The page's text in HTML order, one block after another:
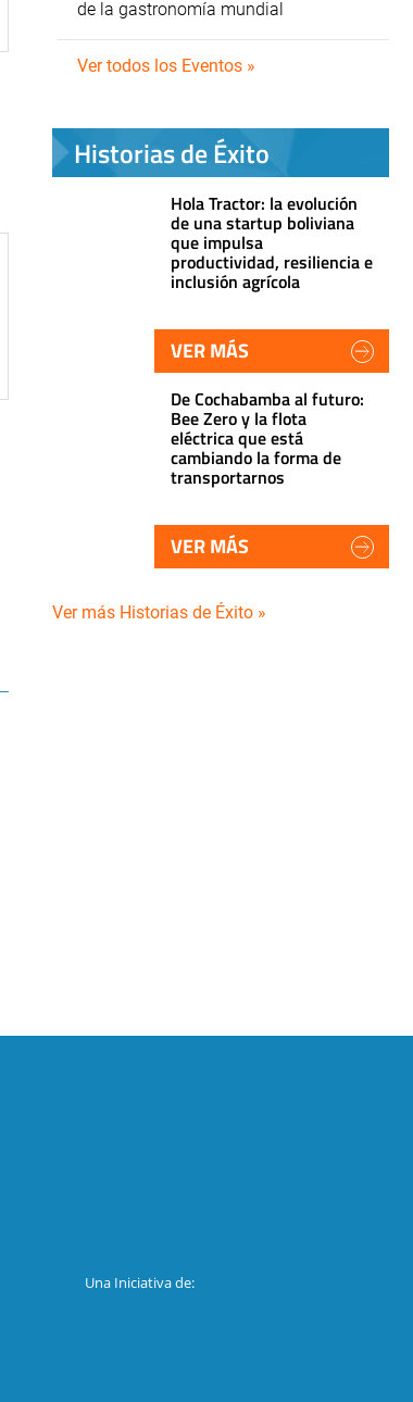
de la gastronomía mundial
Ver todos los Eventos »
Historias de Éxito
Hola Tractor: la evolución
de una startup boliviana
que impulsa
productividad, resiliencia e
inclusión agrícola
VER MÁS
De Cochabamba al futuro:
Bee Zero y la flota
eléctrica que está
cambiando la forma de
transportarnos
VER MÁS
Ver más Historias de Éxito »
Una Iniciativa de: